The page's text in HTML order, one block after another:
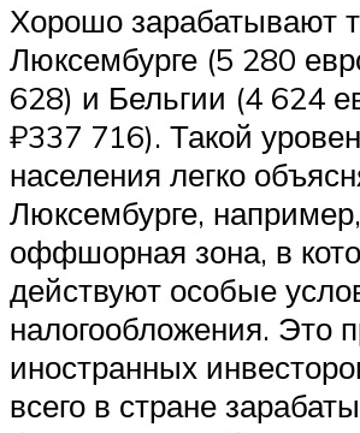
Хорошо зарабатывают
Люксембурге (5 280
628) и Бельгии (4 624
₽337 716). Такой
населения легко
Люксембурге, например,
оффшорная зона, в
действуют особые
налогообложения. Это
иностранных
всего в стране